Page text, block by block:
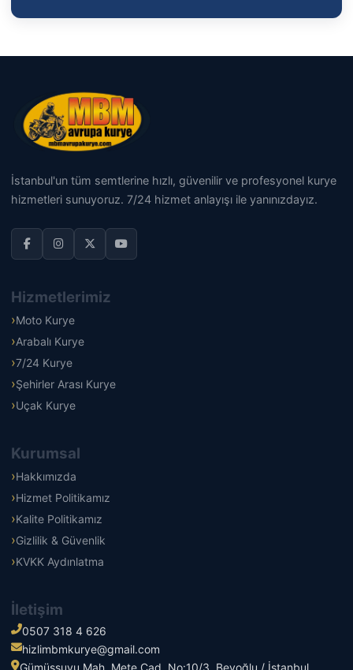
İstanbul'un tüm semtlerine hızlı, güvenilir ve profesyonel kurye
hizmetleri sunuyoruz. 7/24 hizmet anlayışı ile yanınızdayız.
Hizmetlerimiz
Moto Kurye
Arabalı Kurye
7/24 Kurye
Şehirler Arası Kurye
Uçak Kurye
Kurumsal
Hakkımızda
Hizmet Politikamız
Kalite Politikamız
Gizlilik & Güvenlik
KVKK Aydınlatma
İletişim
0507 318 4 626
hizlimbmkurye@gmail.com
Gümüşsuyu Mah. Mete Cad. No:10/3, Beyoğlu / İstanbul